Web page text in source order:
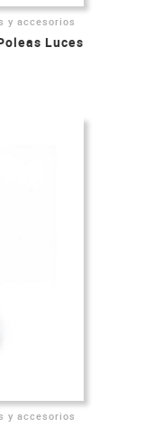
y accesorios
Luces
y accesorios